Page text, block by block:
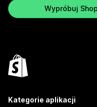
Wypróbuj
Kategorie aplikacji